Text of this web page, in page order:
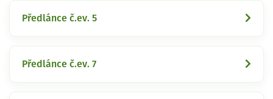
Předlánce č.ev. 5
Předlánce č.ev. 7